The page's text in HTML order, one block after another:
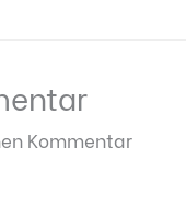
Kommentar